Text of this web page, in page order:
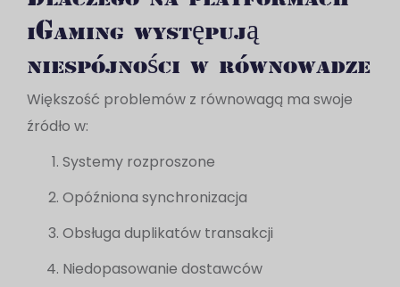
iGaming występują
niespójności w równowadze
Większość problemów z równowagą ma swoje
źródło w:
Systemy rozproszone
Opóźniona synchronizacja
Obsługa duplikatów transakcji
Niedopasowanie dostawców